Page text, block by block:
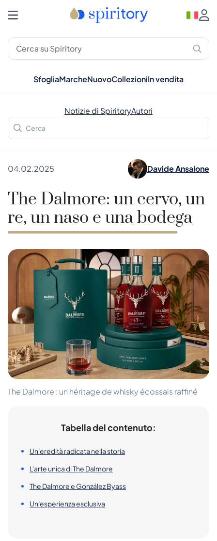
SfogliaMarcheNuovoCollezioniIn vendita
Notizie di SpiritoryAutori
04.02.2025 Davide Ansalone
The Dalmore: un cervo, un
re, un naso e una bodega
The Dalmore : un héritage de whisky écossais raffiné
Tabella del contenuto:
Un'eredità radicata nella storia
L'arte unica di The Dalmore
The Dalmore e González Byass
Un'esperienza esclusiva